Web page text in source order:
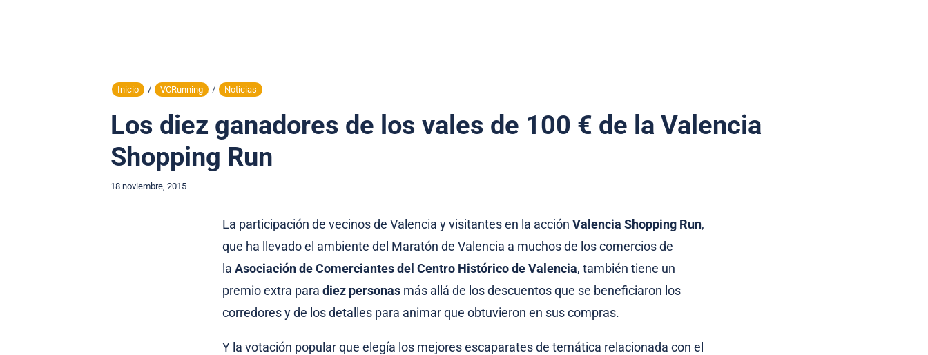
Inicio / VCRunning / Noticias
Los diez ganadores de los vales de 100 € de la Valencia
Shopping Run
18 noviembre, 2015
La participación de vecinos de Valencia y visitantes en la acción Valencia Shopping Run,
que ha llevado el ambiente del Maratón de Valencia a muchos de los comercios de
la Asociación de Comerciantes del Centro Histórico de Valencia, también tiene un
premio extra para diez personas más allá de los descuentos que se beneficiaron los
corredores y de los detalles para animar que obtuvieron en sus compras.
Y la votación popular que elegía los mejores escaparates de temática relacionada con el